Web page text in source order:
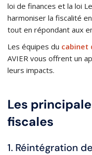
loi de finances et la loi
harmoniser la fiscalité
tout en répondant aux
Les équipes du cabinet
AVIER vous offrent un
leurs impacts.
Les
fiscales
1. Réintégration